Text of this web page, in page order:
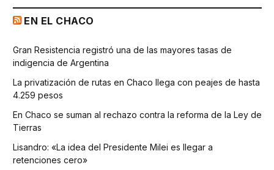
EN EL CHACO
Gran Resistencia registró una de las mayores tasas de
indigencia de Argentina
La privatización de rutas en Chaco llega con peajes de hasta
4.259 pesos
En Chaco se suman al rechazo contra la reforma de la Ley de
Tierras
Lisandro: «La idea del Presidente Milei es llegar a
retenciones cero»